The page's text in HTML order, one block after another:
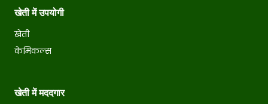
खेती में उपयोगी
खेती
केमिकल्स
खेती में मददगार